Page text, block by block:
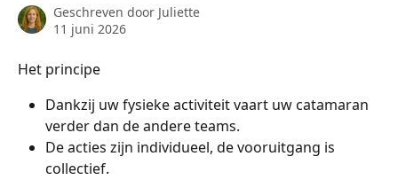
Geschreven door Juliette
11 juni 2026
Het principe
Dankzij uw fysieke activiteit vaart uw catamaran
verder dan de andere teams.
De acties zijn individueel, de vooruitgang is
collectief.